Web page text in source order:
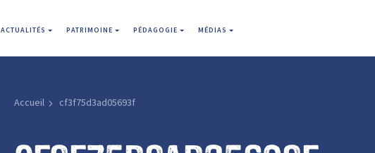
ACTUALITÉS PATRIMOINE PÉDAGOGIE MÉDIAS
Accueil cf3f75d3ad05693f